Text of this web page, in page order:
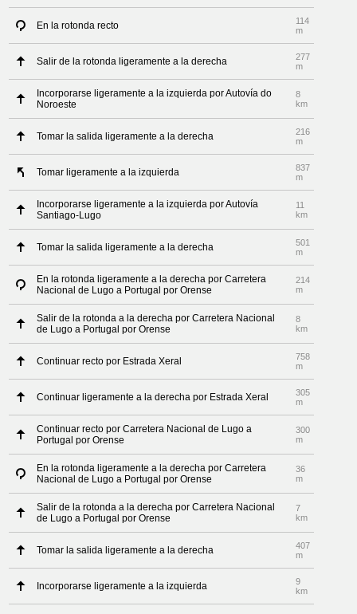
En la rotonda recto
114
m
Salir de la rotonda ligeramente a la derecha
277
m
Incorporarse ligeramente a la izquierda por Autovía do
Noroeste
8
km
Tomar la salida ligeramente a la derecha
216
m
Tomar ligeramente a la izquierda
837
m
Incorporarse ligeramente a la izquierda por Autovía
Santiago-Lugo
11
km
Tomar la salida ligeramente a la derecha
501
m
En la rotonda ligeramente a la derecha por Carretera
Nacional de Lugo a Portugal por Orense
214
m
Salir de la rotonda a la derecha por Carretera Nacional
de Lugo a Portugal por Orense
8
km
Continuar recto por Estrada Xeral
758
m
Continuar ligeramente a la derecha por Estrada Xeral
305
m
Continuar recto por Carretera Nacional de Lugo a
Portugal por Orense
300
m
En la rotonda ligeramente a la derecha por Carretera
Nacional de Lugo a Portugal por Orense
36
m
Salir de la rotonda a la derecha por Carretera Nacional
de Lugo a Portugal por Orense
7
km
Tomar la salida ligeramente a la derecha
407
m
Incorporarse ligeramente a la izquierda
9
km